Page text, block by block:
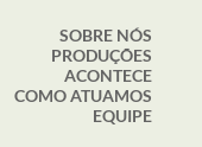
SOBRE NÓS
PRODUÇÕES
ACONTECE
COMO ATUAMOS
EQUIPE